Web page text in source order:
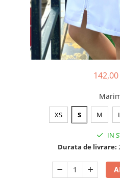
XS S M
IN
Durata de livrare: